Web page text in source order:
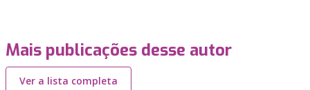
Mais publicações desse autor
Ver a lista completa